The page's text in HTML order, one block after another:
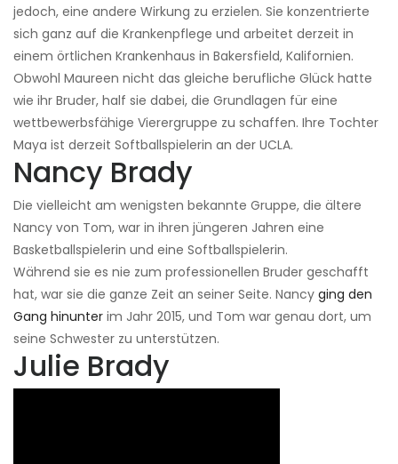
jedoch, eine andere Wirkung zu erzielen. Sie konzentrierte
sich ganz auf die Krankenpflege und arbeitet derzeit in
einem örtlichen Krankenhaus in Bakersfield, Kalifornien.
Obwohl Maureen nicht das gleiche berufliche Glück hatte
wie ihr Bruder, half sie dabei, die Grundlagen für eine
wettbewerbsfähige Vierergruppe zu schaffen. Ihre Tochter
Maya ist derzeit Softballspielerin an der UCLA.
Nancy Brady
Die vielleicht am wenigsten bekannte Gruppe, die ältere
Nancy von Tom, war in ihren jüngeren Jahren eine
Basketballspielerin und eine Softballspielerin.
Während sie es nie zum professionellen Bruder geschafft
hat, war sie die ganze Zeit an seiner Seite. Nancy ging den
Gang hinunter im Jahr 2015, und Tom war genau dort, um
seine Schwester zu unterstützen.
Julie Brady